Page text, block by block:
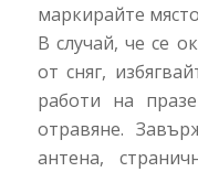
маркирайте
В случай, че се
от сняг,
работи на
отравяне.
антена,